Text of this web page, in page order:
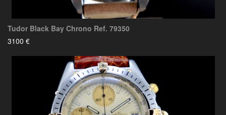
Tudor Black Bay Chrono Ref. 79350
3100 €